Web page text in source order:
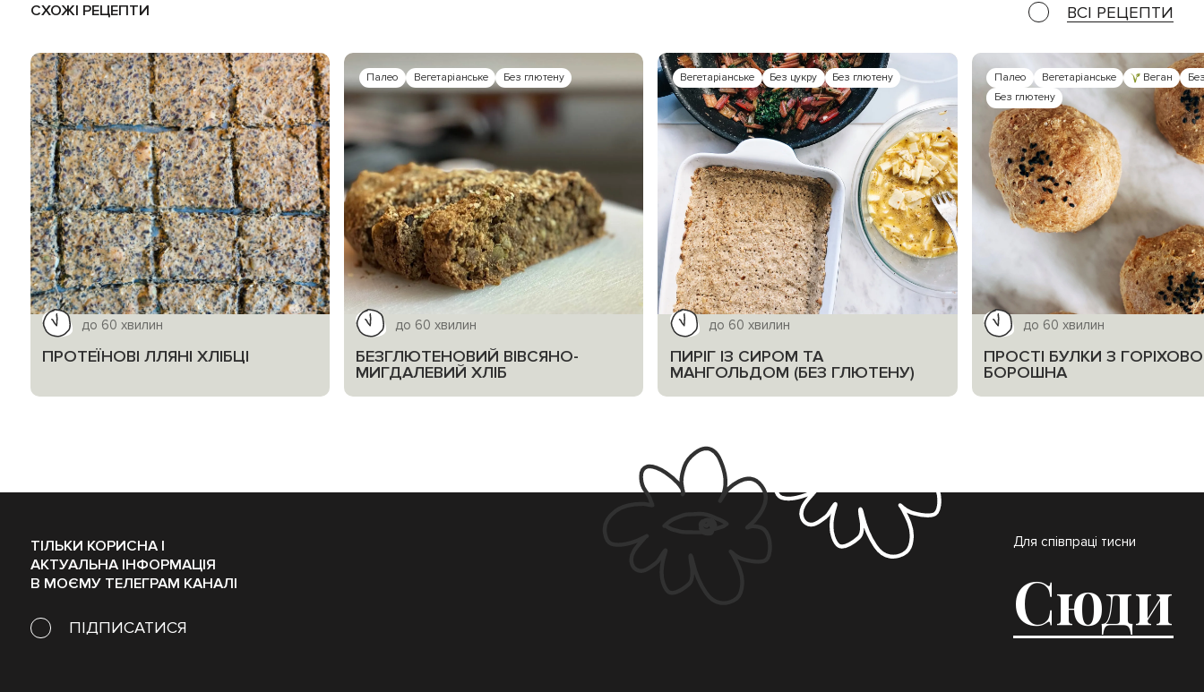
СХОЖІ РЕЦЕПТИ ВСІ РЕЦЕПТИ
до 60 хвилин
ПРОТЕЇНОВІ ЛЛЯНІ ХЛІБЦІ
Палео Вегетаріанське Без глютену
до 60 хвилин
БЕЗГЛЮТЕНОВИЙ ВІВСЯНО-
МИГДАЛЕВИЙ ХЛІБ
Вегетаріанське Без цукру Без глютену
до 60 хвилин
ПИРІГ ІЗ СИРОМ ТА
МАНГОЛЬДОМ (БЕЗ ГЛЮТЕНУ)
Палео Вегетаріанське Веган
Без глютену
до 60 хвилин
ПРОСТІ БУЛКИ З
БОРОШНА
ТІЛЬКИ КОРИСНА І
АКТУАЛЬНА ІНФОРМАЦІЯ
В МОЄМУ ТЕЛЕГРАМ КАНАЛІ
ПІДПИСАТИСЯ
Для співпраці тисни
Сюди